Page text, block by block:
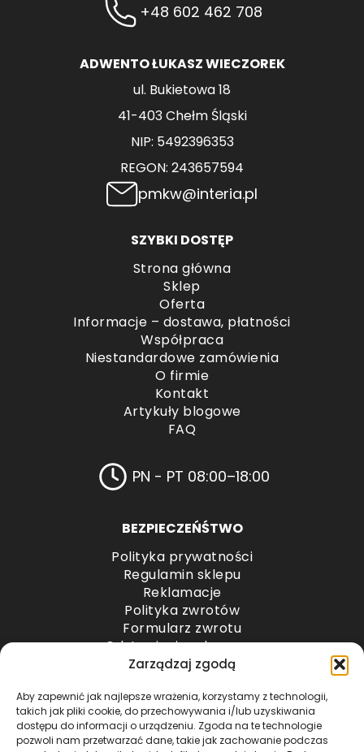
Zarządzaj zgodą
Aby zapewnić jak najlepsze wrażenia, korzystamy z technologii,
takich jak pliki cookie, do przechowywania i/lub uzyskiwania
dostępu do informacji o urządzeniu. Zgoda na te technologie
pozwoli nam przetwarzać dane, takie jak zachowanie podczas
+48 602 462 708
ADWENTO ŁUKASZ WIECZOREK
ul. Bukietowa 18
41-403 Chełm Śląski
NIP: 5492396353
REGON: 243657594
pmkw@interia.pl
SZYBKI DOSTĘP
Strona główna
Sklep
Oferta
Informacje – dostawa, płatności
Współpraca
Niestandardowe zamówienia
O firmie
Kontakt
Artykuły blogowe
FAQ
PN - PT 08:00–18:00
BEZPIECZEŃŚTWO
Polityka prywatności
Regulamin sklepu
Reklamacje
Polityka zwrotów
Formularz zwrotu
Odstąpienie od umowy
Odstąpienie od umowy – przesyłki paletowe
METODY PŁATNOŚCI